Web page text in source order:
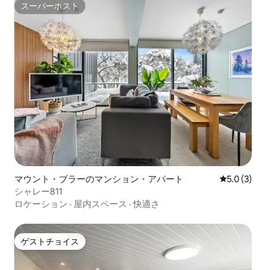
スーパーホスト
スーパーホスト
マウント・ブラーのマンション・アパート レビュー3
5.0 (3)
シャレー811
ロケーション · 屋内スペース ·快適さ
ゲストチョイス
ゲストチョイス